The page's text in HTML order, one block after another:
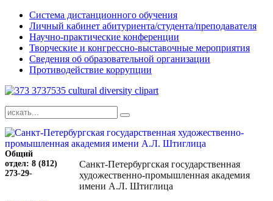
Система дистанционного обучения
Личный кабинет абитуриента/студента/преподавателя
Научно-практические конференции
Творческие и конгрессно-выставочные мероприятия
Сведения об образовательной организации
Противодействие коррупции
Санкт-Петербургская государственная
художественно-промышленная академия
имени А.Л. Штиглица
Общий
отдел: 8 (812)
273-29-